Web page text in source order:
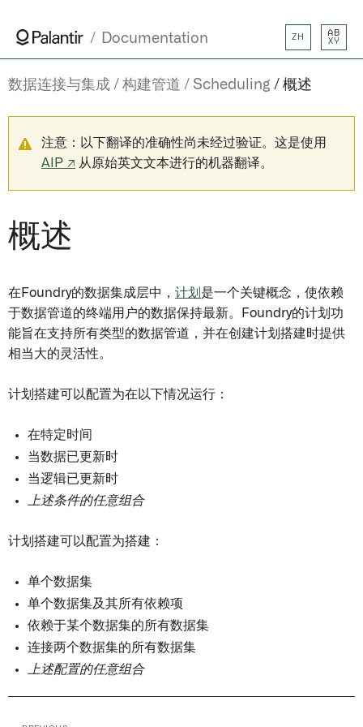
Documentation ZH
AB
XY
数据连接与集成 构建管道 Scheduling 概述
注意：以下翻译的准确性尚未经过验证。这是使用
AIP ↗ 从原始英文文本进行的机器翻译。
概述
在Foundry的数据集成层中， 计划 是一个关键概念，使依赖
于数据管道的终端用户的数据保持最新。Foundry的计划功
能旨在支持所有类型的数据管道，并在创建计划搭建时提供
相当大的灵活性。
计划搭建可以配置为在以下情况运行：
在特定时间
当数据已更新时
当逻辑已更新时
上述条件的任意组合
计划搭建可以配置为搭建：
单个数据集
单个数据集及其所有依赖项
依赖于某个数据集的所有数据集
连接两个数据集的所有数据集
上述配置的任意组合